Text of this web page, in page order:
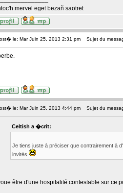
mervel eget bezañ saotret
le: Mar Juin 25, 2013 2:31 pm Sujet du
le: Mar Juin 25, 2013 4:44 pm Sujet du
Celtish a �crit:
Je tiens juste à préciser que contrairement à
invités
être d'une hospitalité contestable sur ce